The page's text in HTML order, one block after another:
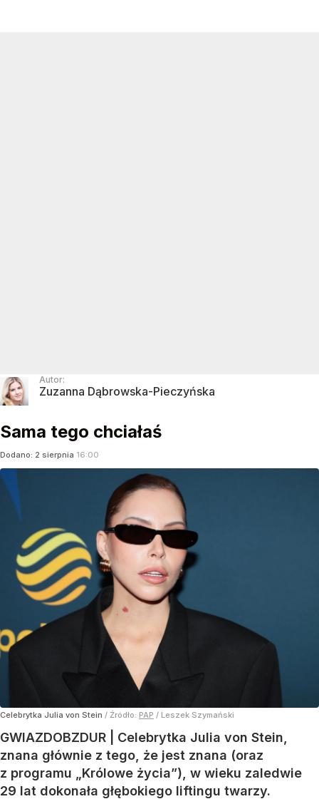
Autor:
Zuzanna Dąbrowska-Pieczyńska
Sama tego chciałaś
Dodano: 2 sierpnia 16:00
Celebrytka Julia von Stein / Źródło: PAP / Leszek Szymański
GWIAZDOBZDUR | Celebrytka Julia von Stein,
znana głównie z tego, że jest znana (oraz
z programu „Królowe życia”), w wieku zaledwie
29 lat dokonała głębokiego liftingu twarzy.